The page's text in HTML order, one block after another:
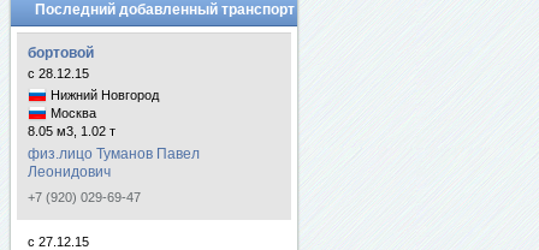
Последний добавленный транспорт
бортовой
с 28.12.15
Нижний Новгород
Москва
8.05 м3, 1.02 т
физ.лицо Туманов Павел
Леонидович
+7 (920) 029-69-47
с 27.12.15